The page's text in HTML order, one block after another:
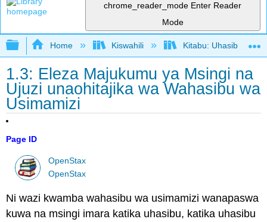
chrome_reader_mode Enter Reader
Mode
Expand/collapse global hierarchy
Home Kiswahili Kitabu: Uhasibu wa
1.3: Eleza Majukumu ya Msingi na
Ujuzi unaohitajika wa Wahasibu wa
Usimamizi
Page ID
OpenStax
OpenStax
Ni wazi kwamba wahasibu wa usimamizi wanapaswa
kuwa na msingi imara katika uhasibu, katika uhasibu